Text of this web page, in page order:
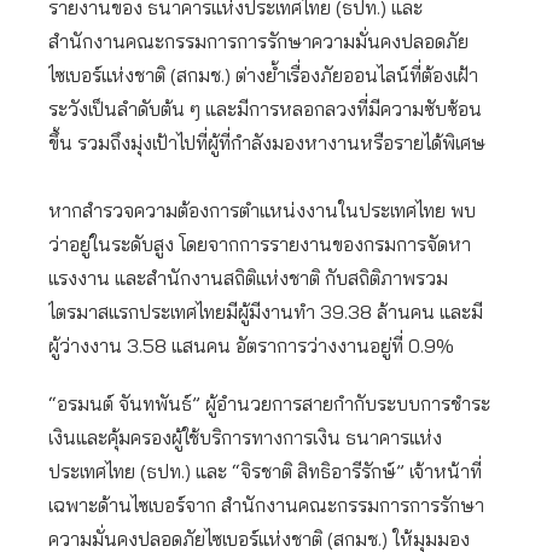
รายงานของ ธนาคารแห่งประเทศไทย (ธปท.) และ
สำนักงานคณะกรรมการการรักษาความมั่นคงปลอดภัย
ไซเบอร์แห่งชาติ (สกมช.) ต่างย้ำเรื่องภัยออนไลน์ที่ต้องเฝ้า
ระวังเป็นลำดับต้น ๆ และมีการหลอกลวงที่มีความซับซ้อน
ขึ้น รวมถึงมุ่งเป้าไปที่ผู้ที่กำลังมองหางานหรือรายได้พิเศษ
หากสำรวจความต้องการตำแหน่งงานในประเทศไทย พบ
ว่าอยู่ในระดับสูง โดยจากการรายงานของกรมการจัดหา
แรงงาน และสำนักงานสถิติแห่งชาติ กับสถิติภาพรวม
ไตรมาสแรกประเทศไทยมีผู้มีงานทำ 39.38 ล้านคน และมี
ผู้ว่างงาน 3.58 แสนคน อัตราการว่างงานอยู่ที่ 0.9%
“อรมนต์ จันทพันธ์” ผู้อำนวยการสายกำกับระบบการชำระ
เงินและคุ้มครองผู้ใช้บริการทางการเงิน ธนาคารแห่ง
ประเทศไทย (ธปท.) และ “จิรชาติ สิทธิอารีรักษ์” เจ้าหน้าที่
เฉพาะด้านไซเบอร์จาก สำนักงานคณะกรรมการการรักษา
ความมั่นคงปลอดภัยไซเบอร์แห่งชาติ (สกมช.) ให้มุมมอง